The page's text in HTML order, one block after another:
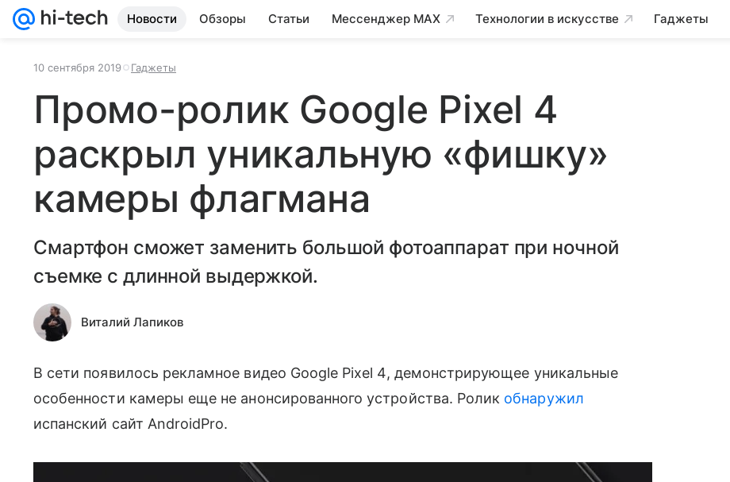
Новости Обзоры Статьи Мессенджер MAX Технологии в искусстве Гаджеты
10 сентября 2019 Гаджеты
Промо-ролик Google Pixel 4
раскрыл уникальную «фишку»
камеры флагмана
Смартфон сможет заменить большой фотоаппарат при ночной
съемке с длинной выдержкой.
Виталий Лапиков
В сети появилось рекламное видео Google Pixel 4, демонстрирующее уникальные
особенности камеры еще не анонсированного устройства. Ролик обнаружил
испанский сайт AndroidPro.